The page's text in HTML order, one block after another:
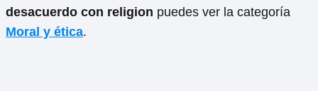
desacuerdo con religion puedes ver la categoría
Moral y ética.